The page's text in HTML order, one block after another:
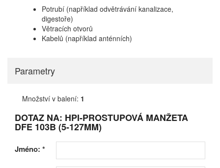
Potrubí (například odvětrávání kanalizace,
digestoře)
Větracích otvorů
Kabelů (například anténních)
Parametry
Množství v balení: 1
DOTAZ NA: HPI-PROSTUPOVÁ MANŽETA
DFE 103B (5-127MM)
Jméno: *